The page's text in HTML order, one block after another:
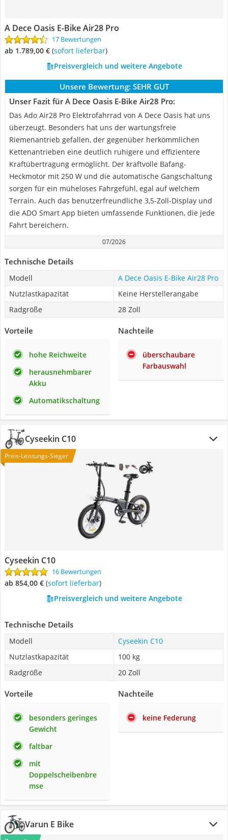
A Dece Oasis E-Bike Air28 Pro
17 Bewertungen
ab 1.789,00 € ( Sofort lieferbar)
Preisvergleich und weitere Angebote
Unsere Bewertung: SEHR GUT
Unser Fazit für A Dece Oasis E-Bike Air28 Pro:
Das Ado Air28 Pro Elektrofahrrad von A Dece Oasis hat uns
überzeugt. Besonders hat uns der wartungsfreie
Riemenantrieb gefallen, der gegenüber herkömmlichen
Kettenantrieben eine deutlich ruhigere und effizientere
Kraftübertragung ermöglicht. Der kraftvolle Bafang-
Heckmotor mit 250 W und die automatische Gangschaltung
sorgen für ein müheloses Fahrgefühl, egal auf welchem
Terrain. Auch das benutzerfreundliche 3,5-Zoll-Display und
die ADO Smart App bieten umfassende Funktionen, die jede
Fahrt bereichern.
07/2026
Technische Details
Modell
A Dece Oasis E-Bike Air28 Pro
Nutzlastkapazität
Keine Herstellerangabe
Radgröße
28 Zoll
Vorteile
hohe Reichweite
herausnehmbarer
Akku
Automatikschaltung
Nachteile
überschaubare
Farbauswahl
Cyseekin C10
Preis-Leistungs-Sieger
Cyseekin C10
16 Bewertungen
ab 854,00 € ( Sofort lieferbar)
Preisvergleich und weitere Angebote
Technische Details
Modell
Cyseekin C10
Nutzlastkapazität
100 kg
Radgröße
20 Zoll
Vorteile
besonders geringes
Gewicht
faltbar
mit
Doppelscheibenbre
mse
Nachteile
keine Federung
Varun E Bike